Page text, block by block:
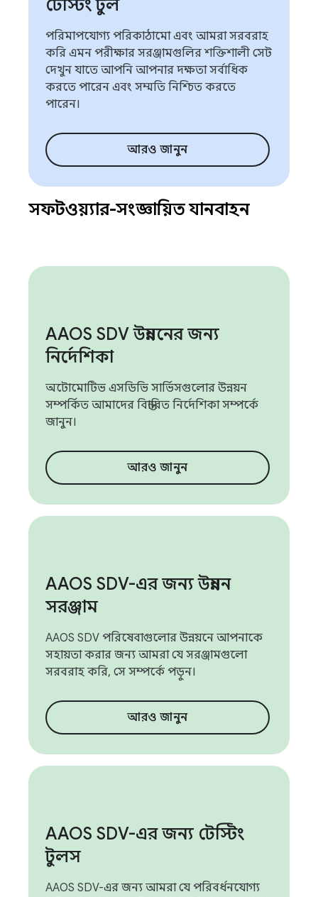
টেস্টিং টুল
পরিমাপযোগ্য পরিকাঠামো এবং আমরা সরবরাহ
করি এমন পরীক্ষার সরঞ্জামগুলির শক্তিশালী সেট
দেখুন যাতে আপনি আপনার দক্ষতা সর্বাধিক
করতে পারেন এবং সম্মতি নিশ্চিত করতে
পারেন।
আরও জানুন
সফটওয়্যার-সংজ্ঞায়িত যানবাহন
AAOS SDV উন্নয়নের জন্য
নির্দেশিকা
অটোমোটিভ এসডিভি সার্ভিসগুলোর উন্নয়ন
সম্পর্কিত আমাদের বিস্তারিত নির্দেশিকা সম্পর্কে
জানুন।
আরও জানুন
AAOS SDV-এর জন্য উন্নয়ন
সরঞ্জাম
AAOS SDV পরিষেবাগুলোর উন্নয়নে আপনাকে
সহায়তা করার জন্য আমরা যে সরঞ্জামগুলো
সরবরাহ করি, সে সম্পর্কে পড়ুন।
আরও জানুন
AAOS SDV-এর জন্য টেস্টিং
টুলস
AAOS SDV-এর জন্য আমরা যে পরিবর্ধনযোগ্য